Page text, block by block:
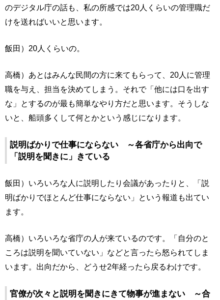
のデジタル庁の話も、私の所感では20人くらいの管理職だ
けを送ればいいと思います。
飯田）20人くらいの。
高橋）あとはみんな民間の方に来てもらって、20人に管理
職を与え、担当を決めてしまう。それで「他には口を出す
な」とするのが最も簡単なやり方だと思います。そうしな
いと、船頭多くして何とかという感じになります。
説明ばかりで仕事にならない ～各省庁から出向で
「説明を聞きに」きている
飯田）いろいろな人に説明したり会議があったりと、「説
明ばかりでほとんど仕事にならない」という報道も出てい
ます。
高橋）いろいろな省庁の人が来ているのです。「自分のと
ころは説明を聞いていない」などと言ったら怒られてしま
います。出向だから、どうせ2年経ったら戻るわけです。
官僚が次々と説明を聞きにきて物事が進まない ～合